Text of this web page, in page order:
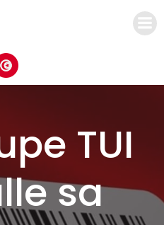
TUI
sa